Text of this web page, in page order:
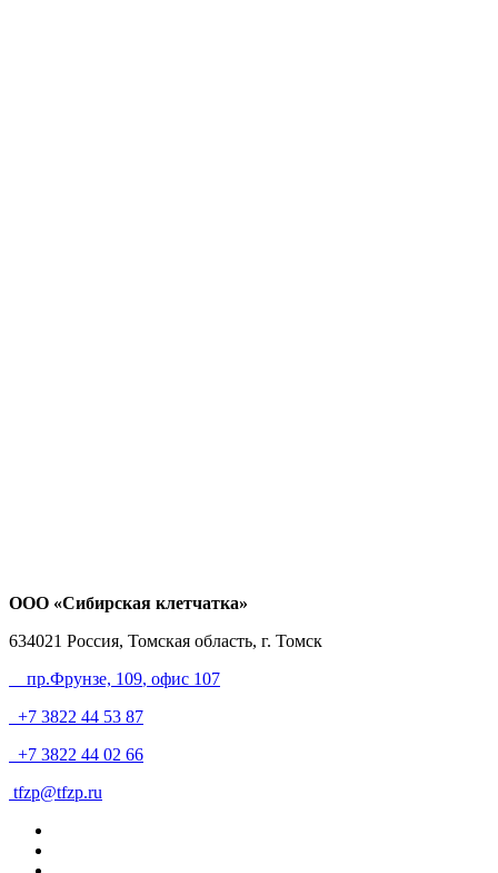
ООО «Сибирская клетчатка»
634021 Россия, Томская область, г. Томск
пр.Фрунзе, 109, офис 107
+7 3822 44 53 87
+7 3822 44 02 66
tfzp@tfzp.ru